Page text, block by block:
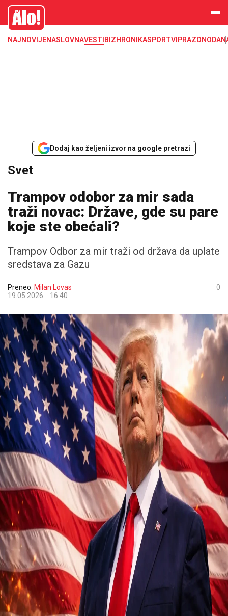
Svet, Ruske vesti, Planeta, Region
Alo
NAJNOVIJENASLOVNAVESTI BIZHRONIKASPORTVIPRAZONODA
Dodaj kao željeni izvor na google pretrazi
Svet
Trampov odobor za mir sada
traži novac: Države, gde su pare
koje ste obećali?
Trampov Odbor za mir traži od država da uplate
sredstava za Gazu
Preneo: Milan Lovas
19.05.2026.
16:40
0